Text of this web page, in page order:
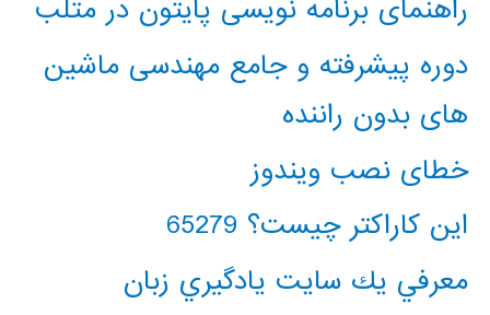
راهنمای برنامه نویسی پایتون در متلب
دوره پیشرفته و جامع مهندسی ماشین
های بدون راننده
خطای نصب ویندوز
این کاراکتر چیست؟ 65279
معرفي يك سايت يادگيري زبان